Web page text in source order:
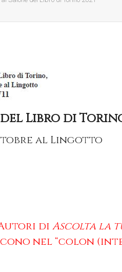
Libro di Torino
al Lingotto
Autori di Ascolta la
nel “colon